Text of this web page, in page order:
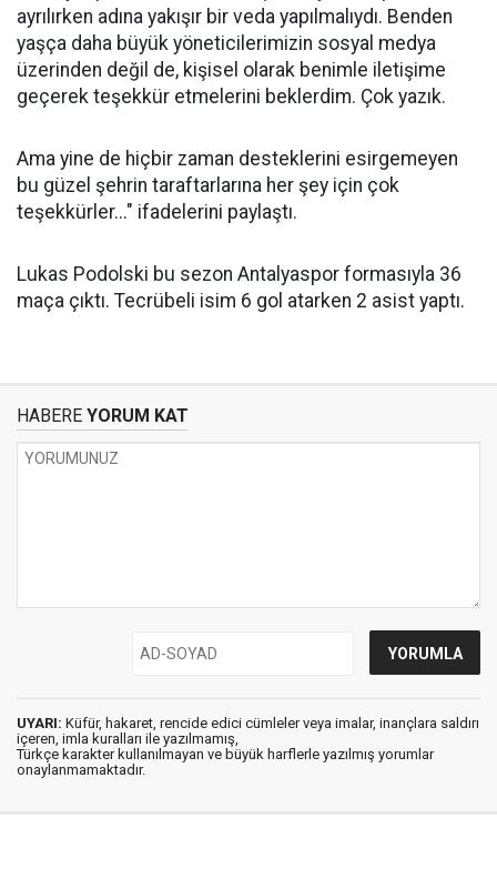
ayrılırken adına yakışır bir veda yapılmalıydı. Benden
yaşça daha büyük yöneticilerimizin sosyal medya
üzerinden değil de, kişisel olarak benimle iletişime
geçerek teşekkür etmelerini beklerdim. Çok yazık.
Ama yine de hiçbir zaman desteklerini esirgemeyen
bu güzel şehrin taraftarlarına her şey için çok
teşekkürler..." ifadelerini paylaştı.
Lukas Podolski bu sezon Antalyaspor formasıyla 36
maça çıktı. Tecrübeli isim 6 gol atarken 2 asist yaptı.
HABERE YORUM KAT
UYARI: Küfür, hakaret, rencide edici cümleler veya imalar, inançlara saldırı
içeren, imla kuralları ile yazılmamış,
Türkçe karakter kullanılmayan ve büyük harflerle yazılmış yorumlar
onaylanmamaktadır.